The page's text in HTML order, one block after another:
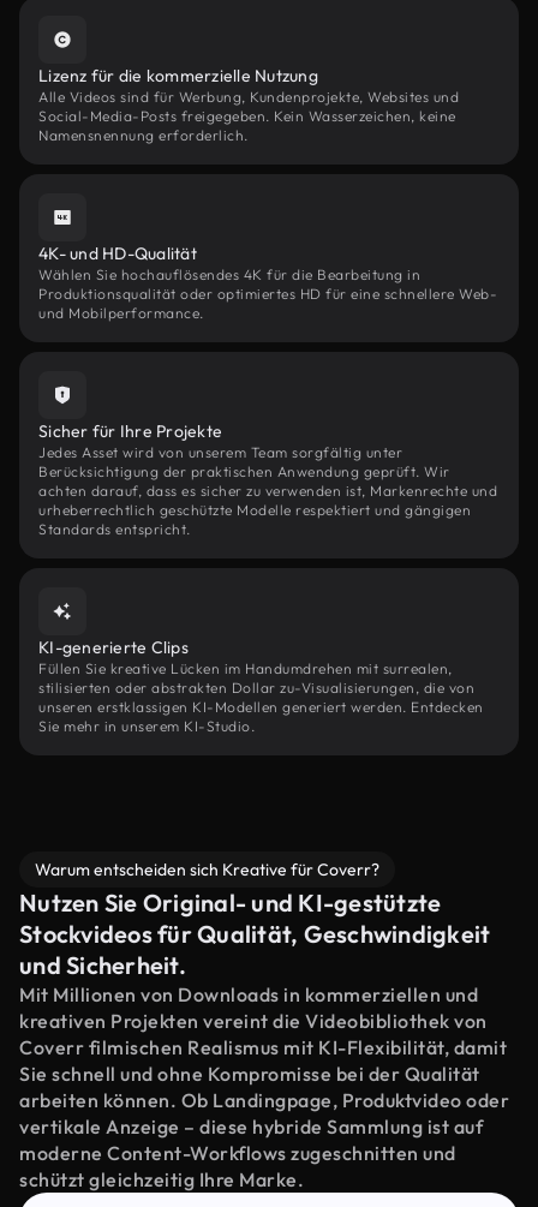
Lizenz für die kommerzielle Nutzung
Alle Videos sind für Werbung, Kundenprojekte, Websites und
Social-Media-Posts freigegeben. Kein Wasserzeichen, keine
Namensnennung erforderlich.
4K- und HD-Qualität
Wählen Sie hochauflösendes 4K für die Bearbeitung in
Produktionsqualität oder optimiertes HD für eine schnellere Web-
und Mobilperformance.
Sicher für Ihre Projekte
Jedes Asset wird von unserem Team sorgfältig unter
Berücksichtigung der praktischen Anwendung geprüft. Wir
achten darauf, dass es sicher zu verwenden ist, Markenrechte und
urheberrechtlich geschützte Modelle respektiert und gängigen
Standards entspricht.
KI-generierte Clips
Füllen Sie kreative Lücken im Handumdrehen mit surrealen,
stilisierten oder abstrakten Dollar zu-Visualisierungen, die von
unseren erstklassigen KI-Modellen generiert werden. Entdecken
Sie mehr in unserem KI-Studio.
Warum entscheiden sich Kreative für Coverr?
Nutzen Sie Original- und KI-gestützte
Stockvideos für Qualität, Geschwindigkeit
und Sicherheit.
Mit Millionen von Downloads in kommerziellen und
kreativen Projekten vereint die Videobibliothek von
Coverr filmischen Realismus mit KI-Flexibilität, damit
Sie schnell und ohne Kompromisse bei der Qualität
arbeiten können. Ob Landingpage, Produktvideo oder
vertikale Anzeige – diese hybride Sammlung ist auf
moderne Content-Workflows zugeschnitten und
schützt gleichzeitig Ihre Marke.